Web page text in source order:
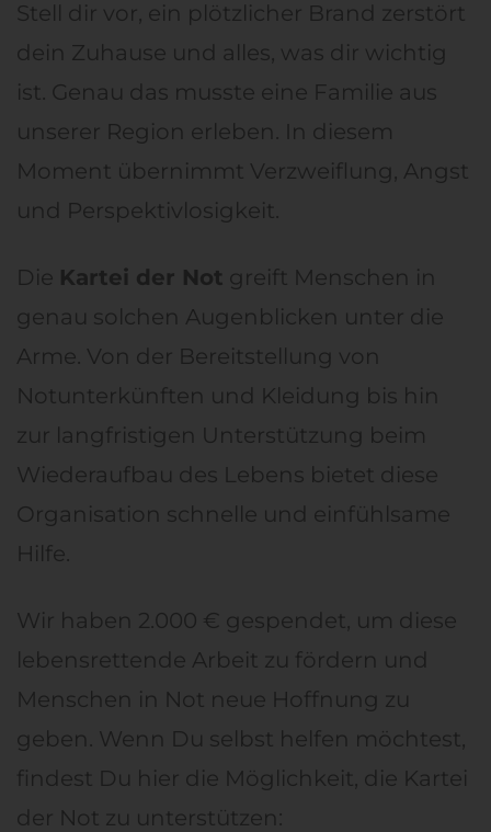
Stell dir vor, ein plötzlicher Brand zerstört
dein Zuhause und alles, was dir wichtig
ist. Genau das musste eine Familie aus
unserer Region erleben. In diesem
Moment übernimmt Verzweiflung, Angst
und Perspektivlosigkeit.
Die Kartei der Not greift Menschen in
genau solchen Augenblicken unter die
Arme. Von der Bereitstellung von
Notunterkünften und Kleidung bis hin
zur langfristigen Unterstützung beim
Wiederaufbau des Lebens bietet diese
Organisation schnelle und einfühlsame
Hilfe.
Wir haben 2.000 € gespendet, um diese
lebensrettende Arbeit zu fördern und
Menschen in Not neue Hoffnung zu
geben. Wenn Du selbst helfen möchtest,
findest Du hier die Möglichkeit, die Kartei
der Not zu unterstützen: